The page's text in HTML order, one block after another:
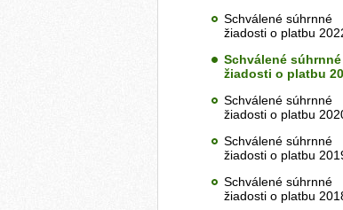
Schválené súhrnné
žiadosti o platbu
Schválené súhrnné
žiadosti o platbu
Schválené súhrnné
žiadosti o platbu
Schválené súhrnné
žiadosti o platbu
Schválené súhrnné
žiadosti o platbu